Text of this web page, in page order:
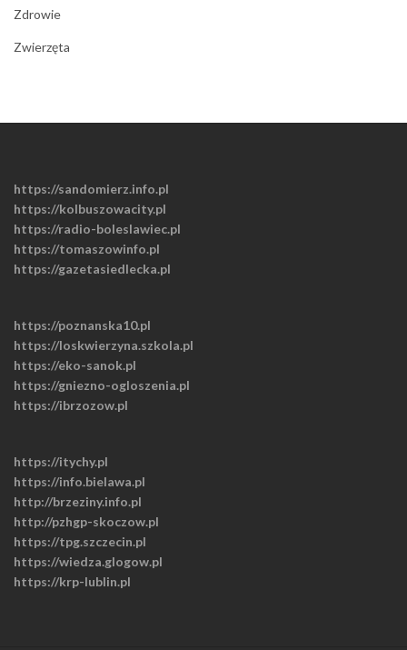
Zdrowie
Zwierzęta
https://sandomierz.info.pl
https://kolbuszowacity.pl
https://radio-boleslawiec.pl
https://tomaszowinfo.pl
https://gazetasiedlecka.pl
https://poznanska10.pl
https://loskwierzyna.szkola.pl
https://eko-sanok.pl
https://gniezno-ogloszenia.pl
https://ibrzozow.pl
https://itychy.pl
https://info.bielawa.pl
http://brzeziny.info.pl
http://pzhgp-skoczow.pl
https://tpg.szczecin.pl
https://wiedza.glogow.pl
https://krp-lublin.pl